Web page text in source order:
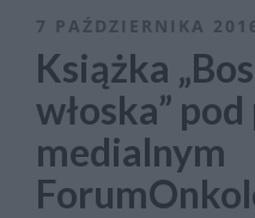
7 PAŹDZIERNIKA
Książka
włoska”
medialnym